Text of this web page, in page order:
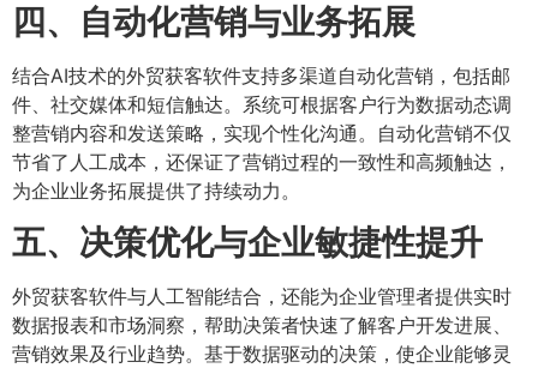
四、自动化营销与业务拓展
结合AI技术的外贸获客软件支持多渠道自动化营销，包括邮
件、社交媒体和短信触达。系统可根据客户行为数据动态调
整营销内容和发送策略，实现个性化沟通。自动化营销不仅
节省了人工成本，还保证了营销过程的一致性和高频触达，
为企业业务拓展提供了持续动力。
五、决策优化与企业敏捷性提升
外贸获客软件与人工智能结合，还能为企业管理者提供实时
数据报表和市场洞察，帮助决策者快速了解客户开发进展、
营销效果及行业趋势。基于数据驱动的决策，使企业能够灵